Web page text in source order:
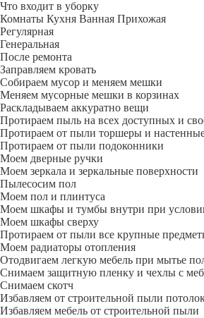
Что входит в уборку
Регу­лярная
Гене­ральная
После ремонта
Заправляем кровать
Собираем мусор и меняем мешки
Меняем мусорные мешки в корзинах
Раскладываем аккуратно вещи
Протираем пыль на всех доступных и
Протираем от пыли торшеры и
Протираем от пыли подоконники
Моем дверные ручки
Моем зеркала и зеркальные поверхности
Пылесосим пол
Моем пол и плинтуса
Моем шкафы и тумбы внутри при
Моем шкафы сверху
Протираем от пыли все крупные
Моем радиаторы отопления
Отодвигаем легкую мебель при мытье
Снимаем защитную пленку и чехлы с
Снимаем скотч
Избавляем от строительной пыли
Избавляем мебель от строительной пыли